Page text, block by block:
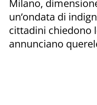
Milano,
un’ondata di
cittadini chiedono
annunciano